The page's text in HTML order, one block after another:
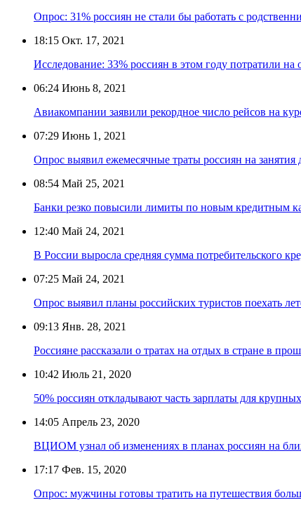
Опрос: 31% россиян не стали бы работать с
18:15 Окт. 17, 2021
Исследование: 33% россиян в этом году потратили на
06:24 Июнь 8, 2021
Авиакомпании заявили рекордное число рейсов на
07:29 Июнь 1, 2021
Опрос выявил ежемесячные траты россиян на занятия
08:54 Май 25, 2021
Банки резко повысили лимиты по новым кредитным
12:40 Май 24, 2021
В России выросла средняя сумма потребительского
07:25 Май 24, 2021
Опрос выявил планы российских туристов поехать
09:13 Янв. 28, 2021
Россияне рассказали о тратах на отдых в стране в
10:42 Июль 21, 2020
50% россиян откладывают часть зарплаты для
14:05 Апрель 23, 2020
ВЦИОМ узнал об изменениях в планах россиян на
17:17 Фев. 15, 2020
Опрос: мужчины готовы тратить на путешествия